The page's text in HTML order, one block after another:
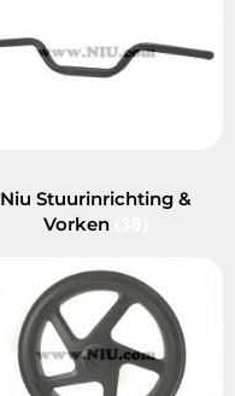
Niu Stuurinrichting &
Vorken